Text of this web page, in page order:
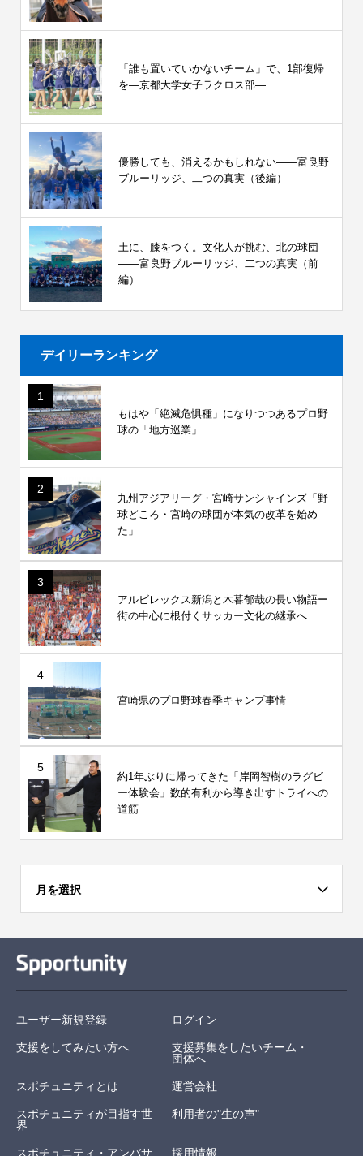
「誰も置いていかないチーム」で、1部復帰
を―京都大学女子ラクロス部―
優勝しても、消えるかもしれない――富良野
ブルーリッジ、二つの真実（後編）
土に、膝をつく。文化人が挑む、北の球団
――富良野ブルーリッジ、二つの真実（前
編）
デイリーランキング
1
もはや「絶滅危惧種」になりつつあるプロ野
球の「地方巡業」
2
九州アジアリーグ・宮崎サンシャインズ「野
球どころ・宮崎の球団が本気の改革を始め
た」
3
アルビレックス新潟と木暮郁哉の長い物語ー
街の中心に根付くサッカー文化の継承へ
4
宮崎県のプロ野球春季キャンプ事情
5
約1年ぶりに帰ってきた「岸岡智樹のラグビ
ー体験会」数的有利から導き出すトライへの
道筋
月を選択
ユーザー新規登録 ログイン
支援をしてみたい方へ
支援募集をしたいチーム・
団体へ
スポチュニティとは 運営会社
スポチュニティが目指す世
界
利用者の"生の声"
スポチュニティ・アンバサ 採用情報